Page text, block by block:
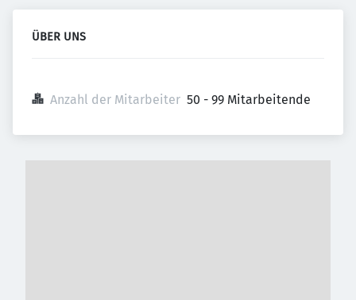
ÜBER UNS
Anzahl der Mitarbeiter 50 - 99 Mitarbeitende